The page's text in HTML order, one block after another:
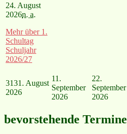
24. August
2026n. a.
Mehrüber 1.
Schultag
Schuljahr
2026/27
3131. August
2026
11.
September
2026
22.
September
2026
bevorstehende Termine